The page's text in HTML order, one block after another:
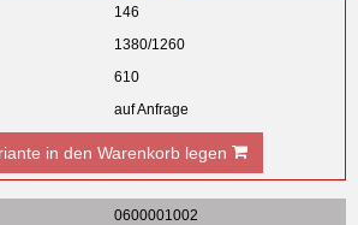
146
1380/1260
610
auf Anfrage
in den Warenkorb legen
0600001002